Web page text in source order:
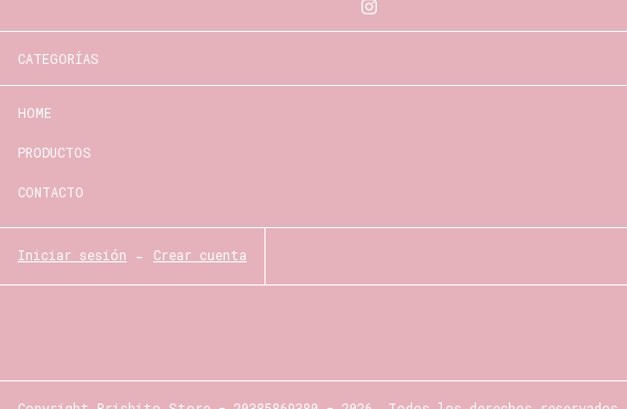
CATEGORÍAS
HOME
PRODUCTOS
CONTACTO
Iniciar sesión - Crear cuenta